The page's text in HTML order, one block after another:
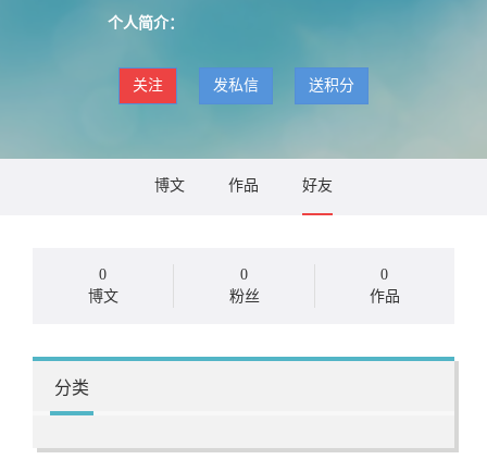
个人简介：
关注 发私信 送积分
博文 作品 好友
0
博文
0
粉丝
0
作品
分类